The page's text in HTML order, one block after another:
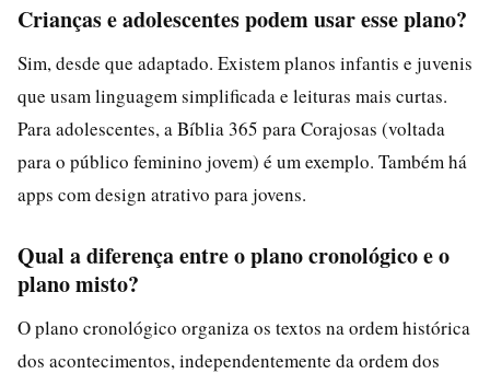
Crianças e adolescentes podem usar esse plano?
Sim, desde que adaptado. Existem planos infantis e juvenis
que usam linguagem simplificada e leituras mais curtas.
Para adolescentes, a Bíblia 365 para Corajosas (voltada
para o público feminino jovem) é um exemplo. Também há
apps com design atrativo para jovens.
Qual a diferença entre o plano cronológico e o
plano misto?
O plano cronológico organiza os textos na ordem histórica
dos acontecimentos, independentemente da ordem dos